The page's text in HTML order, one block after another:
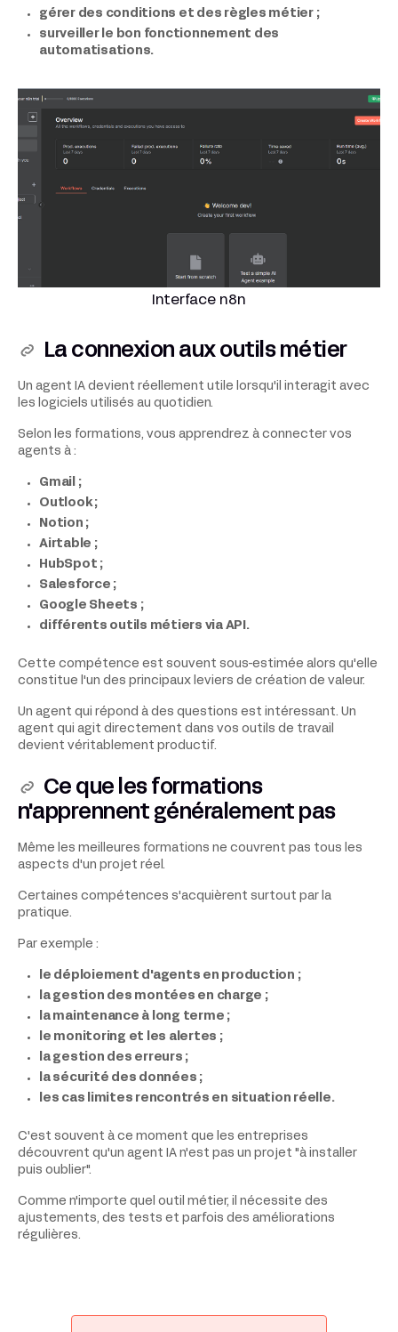
gérer des conditions et des règles métier ;
surveiller le bon fonctionnement des
automatisations.
Interface n8n
La connexion aux outils métier
Un agent IA devient réellement utile lorsqu'il interagit avec
les logiciels utilisés au quotidien.
Selon les formations, vous apprendrez à connecter vos
agents à :
Gmail ;
Outlook ;
Notion ;
Airtable ;
HubSpot ;
Salesforce ;
Google Sheets ;
différents outils métiers via API.
Cette compétence est souvent sous-estimée alors qu'elle
constitue l'un des principaux leviers de création de valeur.
Un agent qui répond à des questions est intéressant. Un
agent qui agit directement dans vos outils de travail
devient véritablement productif.
Ce que les formations
n'apprennent généralement pas
Même les meilleures formations ne couvrent pas tous les
aspects d'un projet réel.
Certaines compétences s'acquièrent surtout par la
pratique.
Par exemple :
le déploiement d'agents en production ;
la gestion des montées en charge ;
la maintenance à long terme ;
le monitoring et les alertes ;
la gestion des erreurs ;
la sécurité des données ;
les cas limites rencontrés en situation réelle.
C'est souvent à ce moment que les entreprises
découvrent qu'un agent IA n'est pas un projet "à installer
puis oublier".
Comme n'importe quel outil métier, il nécessite des
ajustements, des tests et parfois des améliorations
régulières.